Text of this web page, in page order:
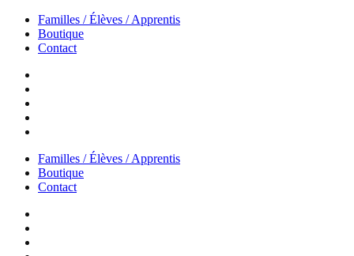
Familles / Élèves / Apprentis
Boutique
Contact
Familles / Élèves / Apprentis
Boutique
Contact